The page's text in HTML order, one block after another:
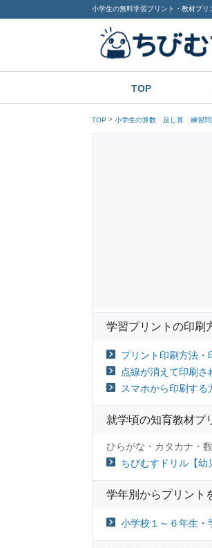
小学生の無料学習プリント・教材プリ
TOP
TOP 小学生の算数 足し算 練習問
学習プリントの印刷
プリント印刷方法・
点線が消えて印刷さ
スマホから印刷する
就学頃の知育教材プ
ひらがな・カタカナ・
ちびむすドリル【幼
学年別からプリント
小学校１～６年生・